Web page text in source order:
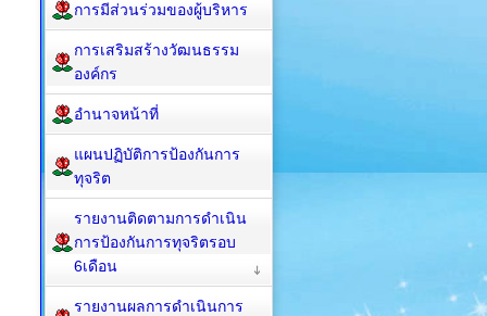
การมีส่วนร่วมของผู้บริหาร
การเสริมสร้างวัฒนธรรม
องค์กร
อำนาจหน้าที่
แผนปฏิบัติการป้องกันการ
ทุจริต
รายงานติดตามการดำเนิน
การป้องกันการทุจริตรอบ
6เดือน
รายงานผลการดำเนินการ